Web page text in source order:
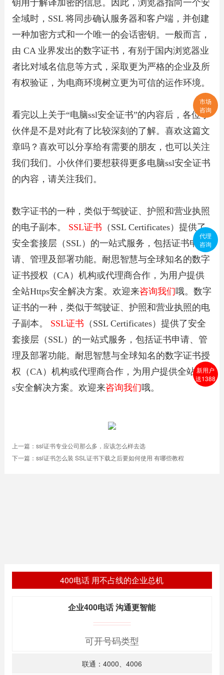
钥用于解译加密的信息。因此，浏览器指向一个安
全域时，SSL 将同步确认服务器和客户端，并创建
一种加密方式和一个唯一的会话密钥。一般而言，
由 CA 业界发出的数字证书，有别于国内浏览器业
者比对域名信息等方式，采取更为严格的企业及所
有权验证，为电商环境树立更为可信的运作环境。
看完以上关于“电脑ssl安全证书”的内容后，各位小
伙伴是不是对此有了比较深刻的了解。喜欢这篇文
章吗？喜欢可以分享给有需要的朋友，也可以关注
我们我们。小伙伴们要想获得更多电脑ssl安全证书
的内容，请关注我们。
数字证书的一种，类似于驾驶证、护照和营业执照
的电子副本。 SSL证书 （SSL Certificates）提供了
安全套接层（SSL）的一站式服务，包括证书申
请、管理及部署功能。耐思智慧与全球知名的数字
证书授权（CA）机构或代理商合作，为用户提供
全站Https安全解决方案。欢迎来咨询我们哦。数字
证书的一种，类似于驾驶证、护照和营业执照的电
子副本。 SSL证书 （SSL Certificates）提供了安全
套接层（SSL）的一站式服务，包括证书申请、管
理及部署功能。耐思智慧与全球知名的数字证书授
权（CA）机构或代理商合作，为用户提供全站Http
s安全解决方案。欢迎来咨询我们哦。
上一篇： ssl证书专业公司那么多，应该怎么样去选
下一篇： ssl证书怎么装 SSL证书下载之后要如何使用 有哪些教程
400电话 用不占线的企业总机
企业400电话 沟通更智能
可开号码类型
联通：4000、4006
市场
咨询
代理
咨询
新用户
送1388